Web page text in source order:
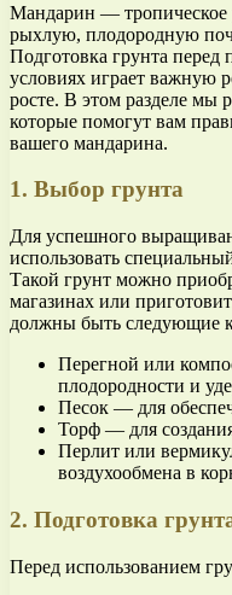
Мандарин — тропическое
рыхлую, плодородную
Подготовка грунта
условиях играет важную
росте. В этом разделе мы
которые помогут вам
вашего мандарина.
1. Выбор грунта
Для успешного
использовать
Такой грунт можно
магазинах или
должны быть следующие
Перегной или
плодородности и
Песок — для
Торф — для
Перлит или
воздухообмена в
2. Подготовка
Перед использованием